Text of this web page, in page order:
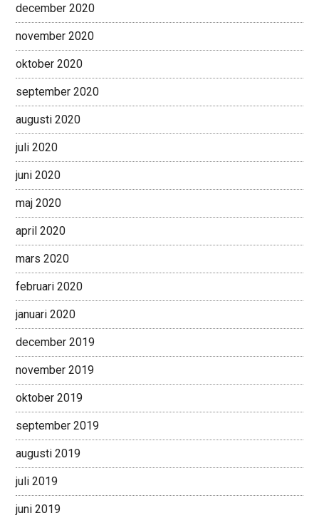
december 2020
november 2020
oktober 2020
september 2020
augusti 2020
juli 2020
juni 2020
maj 2020
april 2020
mars 2020
februari 2020
januari 2020
december 2019
november 2019
oktober 2019
september 2019
augusti 2019
juli 2019
juni 2019